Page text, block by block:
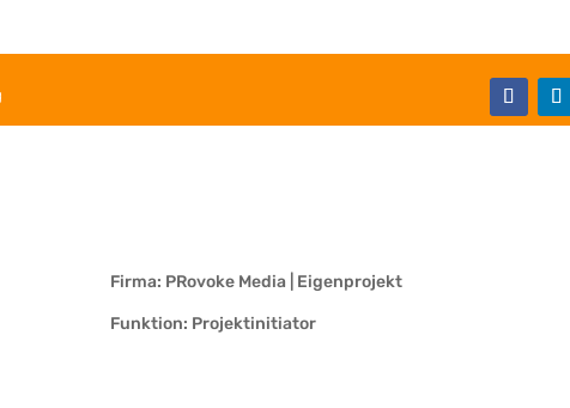
Firma: PRovoke Media | Eigenprojekt
Funktion: Projektinitiator